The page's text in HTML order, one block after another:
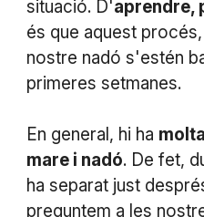
situació. D'aprendre,
és que aquest
nostre nadó s'estén
primeres setmanes.
En general, hi ha
mare i nadó. De fet,
ha separat just
preguntem a les